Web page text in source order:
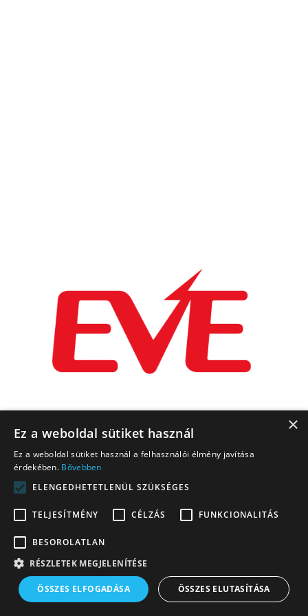
×
Ez a weboldal sütiket használ
Ez a weboldal sütiket használ a felhasználói élmény javítása
érdekében. Bővebben
ELENGEDHETETLENÜL SZÜKSÉGES
TELJESÍTMÉNY CÉLZÁS FUNKCIONALITÁS
BESOROLATLAN
RÉSZLETEK MEGJELENÍTÉSE
ÖSSZES ELFOGADÁSA ÖSSZES ELUTASÍTÁSA